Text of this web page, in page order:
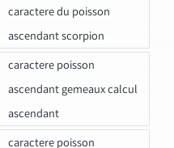
caractere du poisson
ascendant scorpion
caractere poisson
ascendant gemeaux calcul
ascendant
caractere poisson